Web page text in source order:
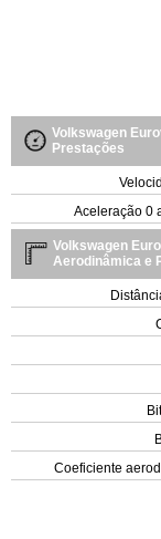
Volkswagen
Prestações
Aceleração 0
Volkswagen
Aerodinâmica e
Coeficiente